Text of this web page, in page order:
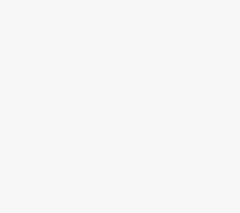
Delikatesach Centrum. Duża
że sklep Delikatesy